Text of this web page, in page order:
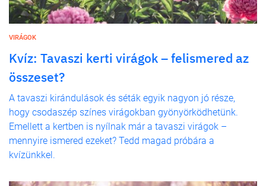
VIRÁGOK
Kvíz: Tavaszi kerti virágok – felismered az
összeset?
A tavaszi kirándulások és séták egyik nagyon jó része,
hogy csodaszép színes virágokban gyönyörködhetünk.
Emellett a kertben is nyílnak már a tavaszi virágok –
mennyire ismered ezeket? Tedd magad próbára a
kvízünkkel.